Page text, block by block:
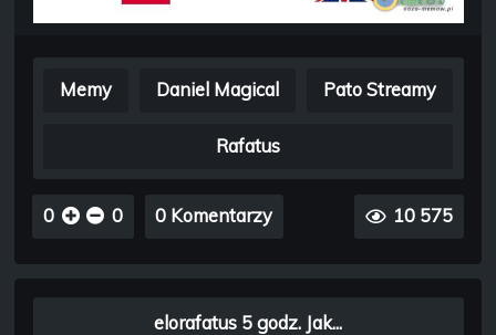
Memy Daniel Magical Pato Streamy
Rafatus
0 0 0 Komentarzy 10 575
elorafatus 5 godz. Jak...